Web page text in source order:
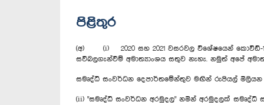
පිළිතුර
(අ) (i) 2020 සහ 2021 වසරවල විශේෂයෙන් කොවිඩ්-
සවිබලගැන්වීම් අමාත්‍යාංශය සතුව නැහැ. නමුත් අපේ
සමෘද්ධි සංවර්ධන දෙපාර්තමේන්තුව මඟින් රුපියල් මිලියන
(ii) "සමෘද්ධි සංවර්ධන අරමුදල" නමින් අරමුදලක් සමෘද්ධි